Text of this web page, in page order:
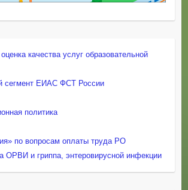
качества услуг образовательной
сегмент ЕИАС ФСТ России
политика
по вопросам оплаты труда РО
ОРВИ и гриппа, энтеровирусной инфекции